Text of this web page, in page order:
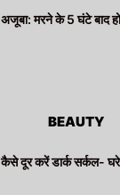
अजूबा: मरने के 5 घंटे बाद
BEAUTY
कैसे दूर करें डार्क सर्कल-